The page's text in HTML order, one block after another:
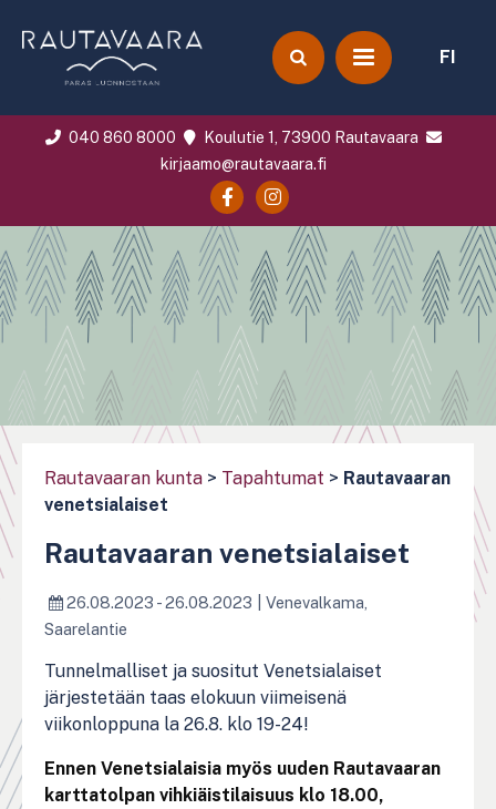
FI
040 860 8000
Koulutie 1, 73900 Rautavaara
kirjaamo@rautavaara.fi
Rautavaaran kunta > Tapahtumat > Rautavaaran
venetsialaiset
Rautavaaran venetsialaiset
26.08.2023 - 26.08.2023 |Venevalkama,
Saarelantie
Tunnelmalliset ja suositut Venetsialaiset
järjestetään taas elokuun viimeisenä
viikonloppuna la 26.8. klo 19-24!
Ennen Venetsialaisia myös uuden Rautavaaran
karttatolpan vihkiäistilaisuus klo 18.00,